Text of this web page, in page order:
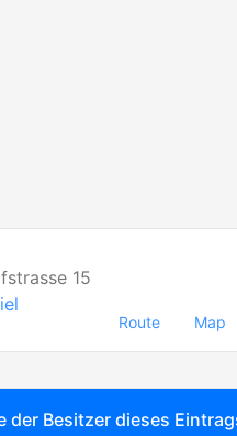
15
Route Map
der Besitzer dieses